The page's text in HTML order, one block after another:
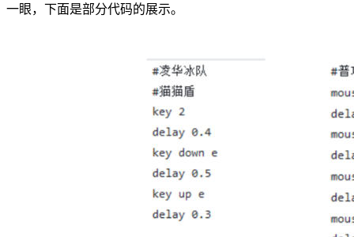
一眼，下面是部分代码的展示。